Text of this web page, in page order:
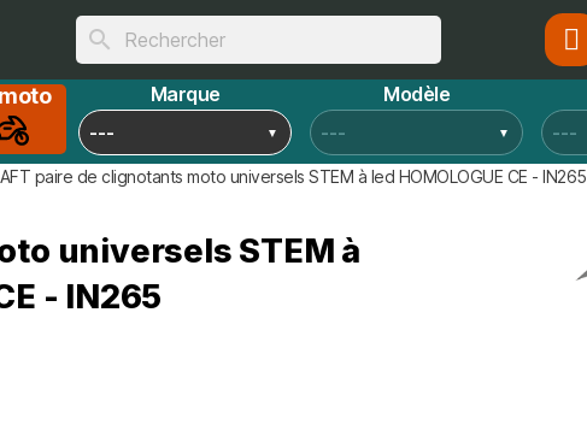
search
Marque Modèle
paire de clignotants moto universels STEM à led HOMOLOGUE CE - IN265
universels STEM à
- IN265